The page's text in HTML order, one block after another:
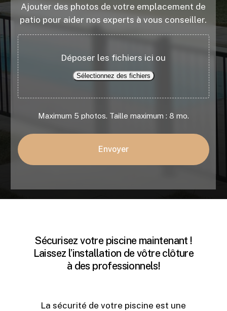
Ajouter des photos de votre emplacement de
patio pour aider nos experts à vous conseiller.
Déposer les fichiers ici ou
Sélectionnez des fichiers
Maximum 5 photos. Taille maximum : 8 mo.
Sécurisez votre piscine maintenant !
Laissez l’installation de vôtre clôture
à des professionnels!
La sécurité de votre piscine est une